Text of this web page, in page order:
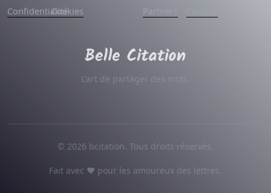
ConfidentialitéCookies Partners
L'art de partager des mots.
© 2026 bcitation. Tous droits réservés.
Fait avec ♥ pour les amoureux des lettres.